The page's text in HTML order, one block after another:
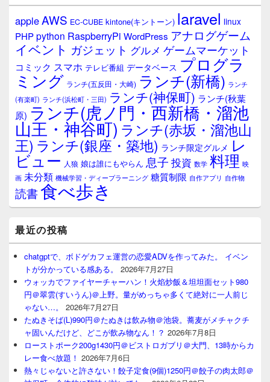
ウ
ィ
ジ
ェ
ア
appleAWS EC-CUBE kintone(キントーン) laravel linux
PHPpython RaspberryPi WordPress アナログゲーム
イベント ガジェット グルメ ゲームマーケット
コミック スマホ テレビ番組 データベース プログラ
ミング ランチ(五反田・大崎) ランチ(新橋) ランチ
(有楽町) ランチ(浜松町・三田) ランチ(神保町) ランチ(秋葉
原) ランチ(虎ノ門・西新橋・溜池
山王・神谷町) ランチ(赤坂・溜池山
王) ランチ(銀座・築地) ランチ限定グルメ レ
ビュー 人狼 娘は誰にもやらん 息子 投資 数学 料理 映
画 未分類 機械学習・ディープラーニング 糖質制限 自作アプリ 自作物
読書食べ歩き
最近の投稿
chatgptで、ボドゲカフェ運営の恋愛ADVを作ってみた。 イベン
トが分かっている感ある。
2026年7月27日
ウォッカでファイヤーチャーハン！火焰炒飯＆坦坦面セット980
円＠翠雲(すいうん)＠上野。量がめっちゃ多くて絶対に一人前じ
ゃない…。
2026年7月27日
たぬきそば(L)990円＠たぬきは飲み物＠池袋。蕎麦がメチャクチ
ャ固いんだけど、どこが飲み物なん！？ 2026年7月8日
ローストポーク200g1430円＠ビストロガブリ＠大門、13時からカ
レー食べ放題！ 2026年7月6日
熱々じゃないと許さない！餃子定食(9個)1250円＠餃子の肉太郎＠